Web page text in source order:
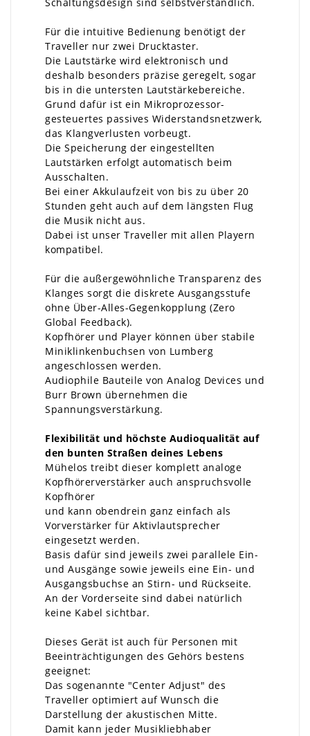
Für die intuitive Bedienung benötigt der
Traveller nur zwei Drucktaster.
Die Lautstärke wird elektronisch und
deshalb besonders präzise geregelt, sogar
bis in die untersten Lautstärkebereiche.
Grund dafür ist ein Mikroprozessor-
gesteuertes passives Widerstandsnetzwerk,
das Klangverlusten vorbeugt.
Die Speicherung der eingestellten
Lautstärken erfolgt automatisch beim
Ausschalten.
Bei einer Akkulaufzeit von bis zu über 20
Stunden geht auch auf dem längsten Flug
die Musik nicht aus.
Dabei ist unser Traveller mit allen Playern
kompatibel.
Für die außergewöhnliche Transparenz des
Klanges sorgt die diskrete Ausgangsstufe
ohne Über-Alles-Gegenkopplung (Zero
Global Feedback).
Kopfhörer und Player können über stabile
Miniklinkenbuchsen von Lumberg
angeschlossen werden.
Audiophile Bauteile von Analog Devices und
Burr Brown übernehmen die
Spannungsverstärkung.
Flexibilität und höchste Audioqualität auf
den bunten Straßen deines Lebens
Mühelos treibt dieser komplett analoge
Kopfhörerverstärker auch anspruchsvolle
Kopfhörer
und kann obendrein ganz einfach als
Vorverstärker für Aktivlautsprecher
eingesetzt werden.
Basis dafür sind jeweils zwei parallele Ein-
und Ausgänge sowie jeweils eine Ein- und
Ausgangsbuchse an Stirn- und Rückseite.
An der Vorderseite sind dabei natürlich
keine Kabel sichtbar.
Dieses Gerät ist auch für Personen mit
Beeinträchtigungen des Gehörs bestens
geeignet:
Das sogenannte "Center Adjust" des
Traveller optimiert auf Wunsch die
Darstellung der akustischen Mitte.
Damit kann jeder Musikliebhaber